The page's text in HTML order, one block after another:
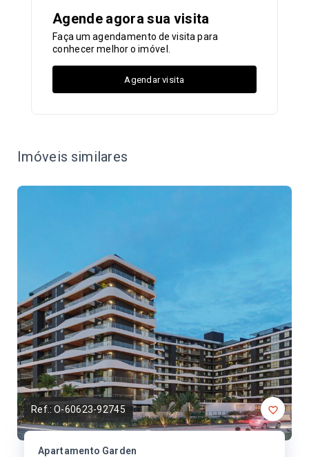
Agende agora sua visita
Faça um agendamento de visita para
conhecer melhor o imóvel.
Agendar visita
Imóveis similares
Ref.:O-60623-92745
Apartamento Garden